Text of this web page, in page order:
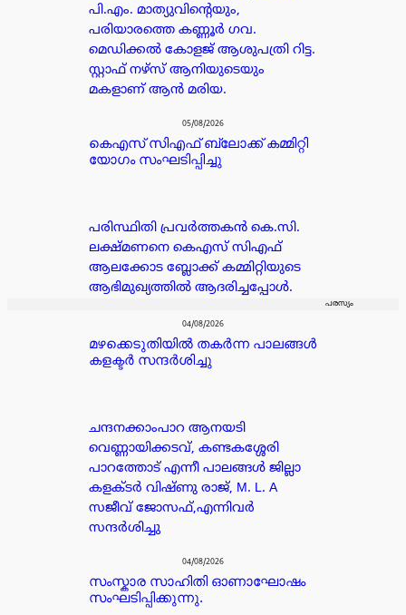
പി.എം. മാത്യുവിന്റെയും,
പരിയാരത്തെ കണ്ണൂർ ഗവ.
മെഡിക്കൽ കോളജ് ആശുപത്രി റിട്ട.
സ്റ്റാഫ് നഴ്സ് ആനിയുടെയും
മകളാണ് ആൻ മരിയ.
05/08/2026
കെഎസ് സിഎഫ് ബ്ലോക്ക് കമ്മിറ്റി
യോഗം സംഘടിപ്പിച്ചു
പരിസ്ഥിതി പ്രവർത്തകൻ കെ.സി.
ലക്ഷ്മണനെ കെഎസ് സിഎഫ്
ആലക്കോട ബ്ലോക്ക് കമ്മിറ്റിയുടെ
ആഭിമുഖ്യത്തിൽ ആദരിച്ചപ്പോൾ.
പരസ്യം
04/08/2026
മഴക്കെടുതിയിൽ തകർന്ന പാലങ്ങൾ
കളക്ടർ സന്ദർശിച്ചു
ചന്ദനക്കാംപാറ ആനയടി
വെണ്ണായിക്കടവ്, കണ്ടകശ്ശേരി
പാറത്തോട് എന്നീ പാലങ്ങൾ ജില്ലാ
കളക്ടർ വിഷ്ണു രാജ്, M. L. A
സജീവ് ജോസഫ്,എന്നിവർ
സന്ദർശിച്ചു
04/08/2026
സംസ്കാര സാഹിതി ഓണാഘോഷം
സംഘടിപ്പിക്കുന്നു.